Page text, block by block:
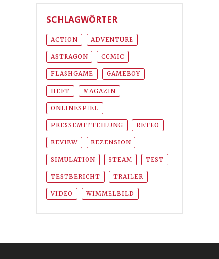
SCHLAGWÖRTER
ACTION ADVENTURE
ASTRAGON COMIC
FLASHGAME GAMEBOY
HEFT MAGAZIN
ONLINESPIEL
PRESSEMITTEILUNG RETRO
REVIEW REZENSION
SIMULATION STEAM TEST
TESTBERICHT TRAILER
VIDEO WIMMELBILD